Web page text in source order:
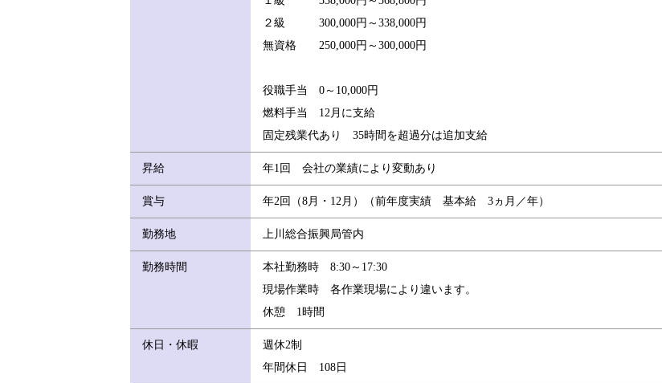
２級 300,000円～338,000円
無資格 250,000円～300,000円
役職手当 0～10,000円
燃料手当 12月に支給
固定残業代あり 35時間を超過分は追加支給
昇給 年1回 会社の業績により変動あり
賞与 年2回（8月・12月）（前年度実績 基本給 3ヵ月／年）
勤務地 上川総合振興局管内
勤務時間
本社勤務時 8:30～17:30
現場作業時 各作業現場により違います。
休憩 1時間
休日・休暇
週休2制
年間休日 108日